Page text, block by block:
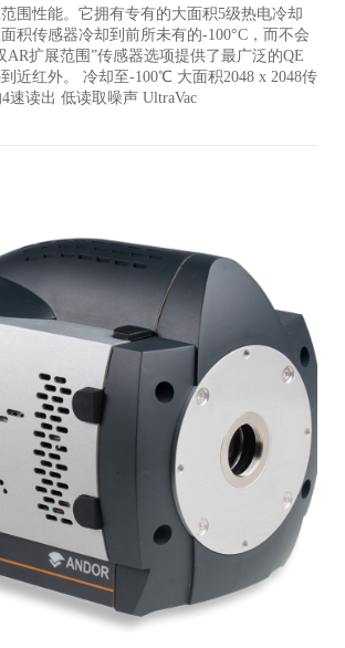
围性能。它拥有专有的大面积5级热电冷却
积传感器冷却到前所未有的-100°C，而不会
AR扩展范围”传感器选项提供了最广泛的QE
近红外。 冷却至-100℃ 大面积2048 x 2048传
速读出 低读取噪声 UltraVac